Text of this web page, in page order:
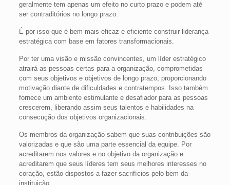
geralmente tem apenas um efeito no curto prazo e podem até
ser contraditórios no longo prazo.
É por isso que é bem mais eficaz e eficiente construir liderança
estratégica com base em fatores transformacionais.
Por ter uma visão e missão convincentes, um líder estratégico
atrairá as pessoas certas para a organização, comprometidas
com seus objetivos e objetivos de longo prazo, proporcionando
motivação diante de dificuldades e contratempos. Isso também
fornece um ambiente estimulante e desafiador para as pessoas
crescerem, liberando assim seus talentos e habilidades na
consecução dos objetivos organizacionais.
Os membros da organização sabem que suas contribuições são
valorizadas e que são uma parte essencial da equipe. Por
acreditarem nos valores e no objetivo da organização e
acreditarem que seus líderes tem seus melhores interesses no
coração, estão dispostos a fazer sacrifícios pelo bem da
instituição.